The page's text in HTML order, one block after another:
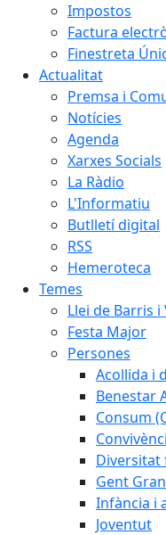
Impostos
Factura
Finestreta
Actualitat
Premsa i
Notícies
Agenda
Xarxes Socials
La Ràdio
L'Informatiu
Butlletí digital
RSS
Hemeroteca
Temes
Llei de Barris i
Festa Major
Persones
Acollida i
Benestar
Consum
Diversitat
Gent Gran
Infància i
Joventut